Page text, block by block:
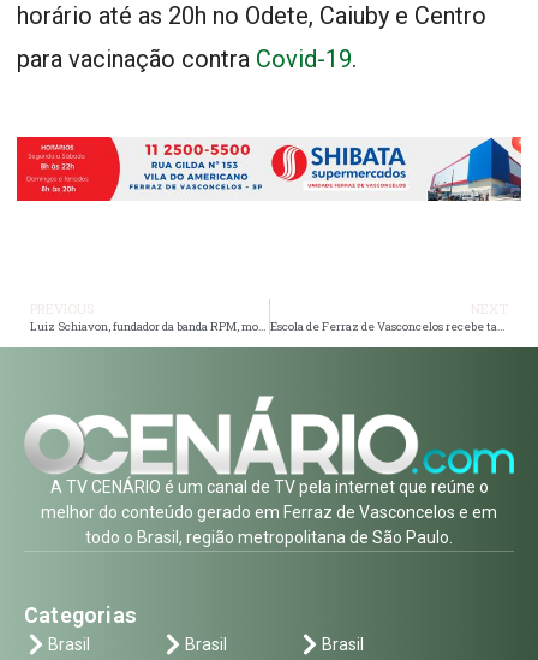
horário até as 20h no Odete, Caiuby e Centro
para vacinação contra Covid-19.
Luiz Schiavon, fundador da banda RPM, morre aos 64 anos. Escola de Ferraz de Vasconcelos recebe tablets
A TV CENÁRIO é um canal de TV pela internet que reúne o
melhor do conteúdo gerado em Ferraz de Vasconcelos e em
todo o Brasil, região metropolitana de São Paulo.
Categorias
Brasil Brasil Brasil